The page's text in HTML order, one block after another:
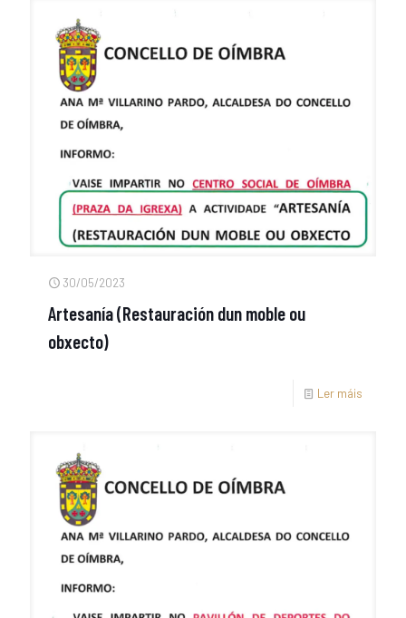
30/05/2023
Artesanía (Restauración dun moble ou
obxecto)
Ler máis